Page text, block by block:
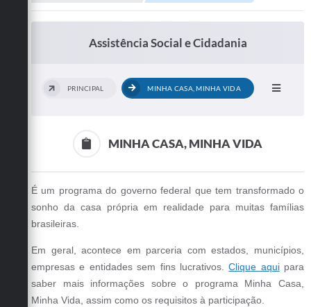
Licitações
Concursos e Processos Seletivos
Tributos Online
Transporte Coletivo Municipal (Horários e
Itinerários)
Diário Oficial
Defesa Civil
Assistência Social e Cidadania
PRINCIPAL MINHA CASA, MINHA VIDA
MINHA CASA, MINHA VIDA
É um programa do governo federal que tem transformado o
sonho da casa própria em realidade para muitas famílias
brasileiras.
Em geral, acontece em parceria com estados, municípios,
empresas e entidades sem fins lucrativos.Clique aquipara
saber mais informações sobre o programa Minha Casa,
Minha Vida, assim como os requisitos à participação.